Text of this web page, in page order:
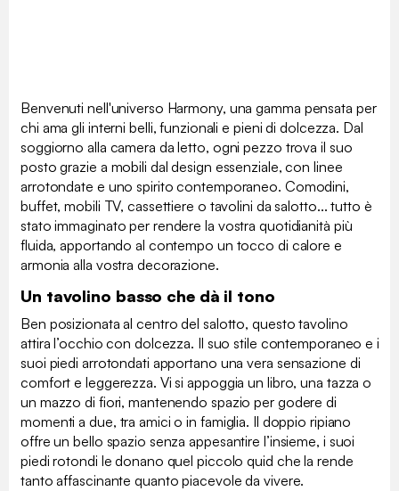
Benvenuti nell'universo Harmony, una gamma pensata per
chi ama gli interni belli, funzionali e pieni di dolcezza. Dal
soggiorno alla camera da letto, ogni pezzo trova il suo
posto grazie a mobili dal design essenziale, con linee
arrotondate e uno spirito contemporaneo. Comodini,
buffet, mobili TV, cassettiere o tavolini da salotto... tutto è
stato immaginato per rendere la vostra quotidianità più
fluida, apportando al contempo un tocco di calore e
armonia alla vostra decorazione.
Un tavolino basso che dà il tono
Ben posizionata al centro del salotto, questo tavolino
attira l’occhio con dolcezza. Il suo stile contemporaneo e i
suoi piedi arrotondati apportano una vera sensazione di
comfort e leggerezza. Vi si appoggia un libro, una tazza o
un mazzo di fiori, mantenendo spazio per godere di
momenti a due, tra amici o in famiglia. Il doppio ripiano
offre un bello spazio senza appesantire l’insieme, i suoi
piedi rotondi le donano quel piccolo quid che la rende
tanto affascinante quanto piacevole da vivere.